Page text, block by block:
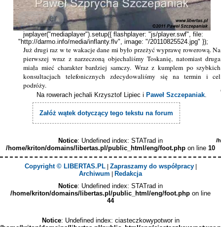
Już drugi raz w te wakacje dane mi było przeżyć wyprawę rowerową. Na
pierwszej wraz z narzeczoną objechaliśmy Toskanię, natomiast druga
miała mieć charakter bardziej samczy. Wraz z kumplem po szybkich
konsultacjach telefonicznych zdecydowaliśmy się na termin i cel
podróży.
Na rowerach jechali Krzysztof Lipiec i Paweł Szczepaniak.
Załóż wątek dotyczący tego tekstu na forum
/
Notice: Undefined index: STATrad in
/home/kriton/domains/libertas.pl/public_html/eng/foot.php on line 10
Copyright © LIBERTAS.PL| Zapraszamy do współpracy|
Archiwum
Redakcja
Notice: Undefined index: STATrad in
/home/kriton/domains/libertas.pl/public_html/eng/foot.php on line
44
Notice: Undefined index: ciasteczkowypotwor in